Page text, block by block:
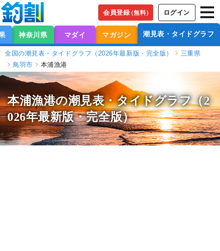
会員登録（無料） ログイン
神奈川県 マダイ マガジン 潮見表・タイドグラフ
全国の潮見表・タイドグラフ（2026年最新版・完全版）
三重県
鳥羽市
本浦漁港
本浦漁港の潮見表・タイドグラフ（2
026年最新版・完全版）